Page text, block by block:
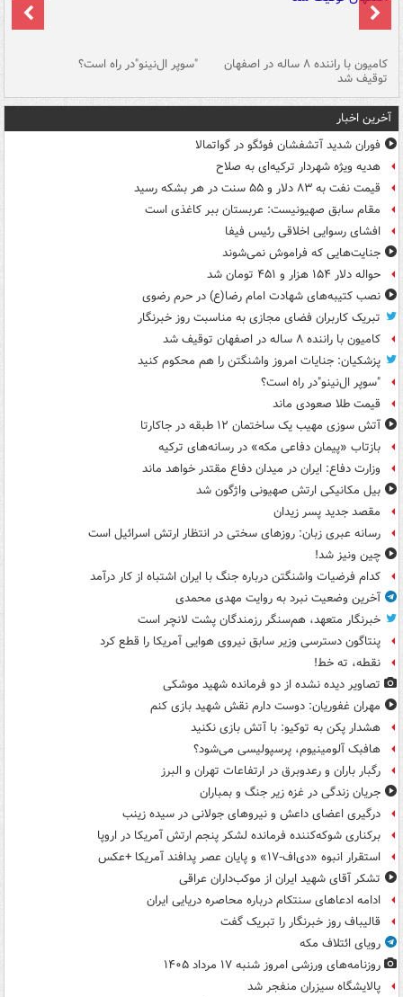
کامیون با راننده ۸ ساله در اصفهان
توقیف شد
"سوپر ال‌نینو"در راه است؟
آخرین اخبار
فوران شدید آتشفشان فوئگو در گواتمالا
هدیه ویژه شهردار ترکیه‌ای به صلاح
قیمت نفت به ۸۳ دلار و ۵۵ سنت در هر بشکه رسید
مقام سابق صهیونیست: عربستان ببر کاغذی است
افشای رسوایی اخلاقی رئیس فیفا
جنایت‌هایی که فراموش نمی‌شوند
حواله دلار ۱۵۴ هزار و ۴۵۱ تومان شد
نصب کتیبه‌های شهادت امام رضا(ع) در حرم رضوی
تبریک کاربران فضای مجازی به مناسبت روز خبرنگار
کامیون با راننده ۸ ساله در اصفهان توقیف شد
پزشکیان: جنایات امروز واشنگتن را هم محکوم کنید
"سوپر ال‌نینو"در راه است؟
قیمت طلا صعودی ماند
آتش سوزی مهیب یک ساختمان ۱۲ طبقه در جاکارتا
بازتاب «پیمان دفاعی مکه» در رسانه‌های ترکیه
وزارت دفاع: ایران در میدان دفاع مقتدر خواهد ماند
بیل مکانیکی ارتش صهیونی واژگون شد
مقصد جدید پسر زیدان
رسانه عبری زبان: روزهای سختی در انتظار ارتش اسرائیل است
چین ونیز شد!
کدام فرضیات واشنگتن درباره جنگ با ایران اشتباه از کار درآمد
آخرین وضعیت نبرد به روایت مهدی محمدی
خبرنگار متعهد، هم‌سنگر رزمندگان پشت لانچر است
پنتاگون دسترسی وزیر سابق نیروی هوایی آمریکا را قطع کرد
نقطه، ته خط!
تصاویر دیده‌ نشده از دو فرمانده شهید موشکی
مهران غفوریان: دوست دارم نقش شهید بازی کنم
هشدار پکن به توکیو: با آتش بازی نکنید
هافبک آلومینیوم، پرسپولیسی می‌شود؟
رگبار باران و رعدوبرق در ارتفاعات تهران و البرز
جریان زندگی در غزه زیر جنگ و بمباران
درگیری اعضای داعش و نیروهای جولانی در سیده زینب
برکناری شوکه‌کننده فرمانده لشکر پنجم ارتش آمریکا در اروپا
استقرار انبوه «دی‌اف‑۱۷» و پایان عصر پدافند آمریکا +عکس
تشکر آقای شهید ایران از موکب‌داران عراقی
ادامه ادعاهای سنتکام درباره محاصره دریایی ایران
قالیباف روز خبرنگار را تبریک گفت
رویای ائتلاف مکه
روزنامه‌های ورزشی امروز ‌شنبه ۱۷ مرداد ۱۴۰۵
پالایشگاه سیزران منفجر شد